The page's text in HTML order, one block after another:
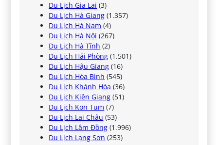
Du Lịch Gia Lai (3)
Du Lịch Hà Giang (1.357)
Du Lịch Hà Nam (4)
Du Lịch Hà Nội (267)
Du Lịch Hà Tĩnh (2)
Du Lịch Hải Phòng (1.501)
Du Lịch Hậu Giang (16)
Du Lịch Hòa Bình (545)
Du Lịch Khánh Hòa (36)
Du Lịch Kiên Giang (51)
Du Lịch Kon Tum (7)
Du Lịch Lai Châu (53)
Du Lịch Lâm Đồng (1.996)
Du Lịch Lạng Sơn (253)